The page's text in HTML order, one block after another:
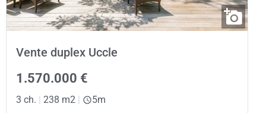
Vente duplex Uccle
1.570.000 €
3 ch. | 238 m2 | 5m